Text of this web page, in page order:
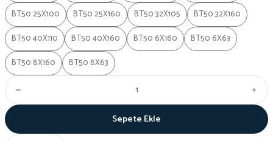
BT50 25X100
BT50 25X160 BT50 32X105
BT50 32X160
BT50 40X110
BT50 40X160 BT50 6X160
BT50 6X63
BT50 8X160
BT50 8X63
Sepete Ekle